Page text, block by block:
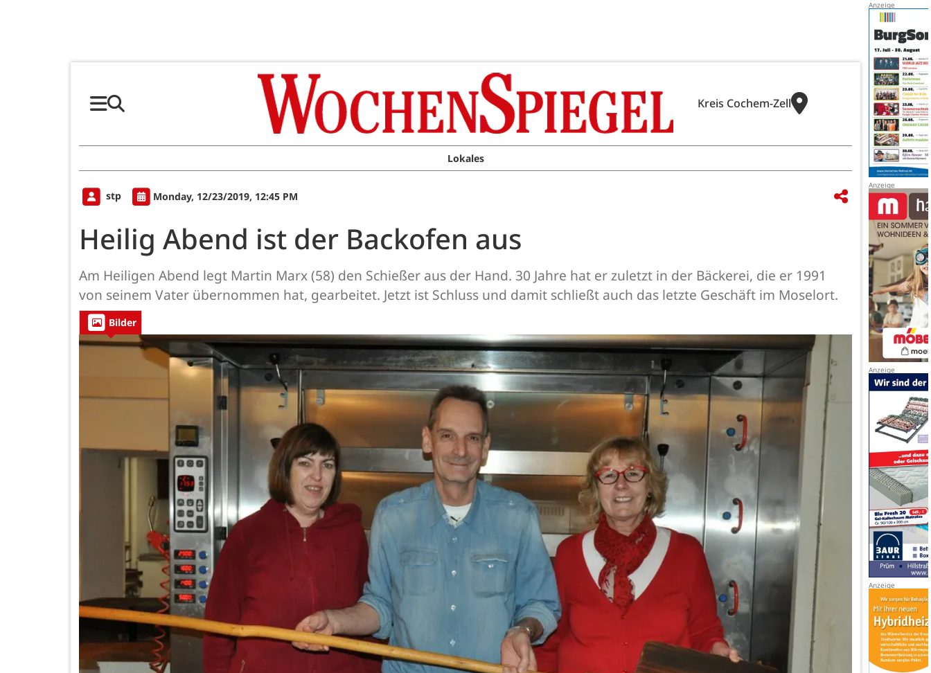
Kreis Cochem-Zell
Lokales
stp Monday, 12/23/2019, 12:45 PM
Heilig Abend ist der Backofen aus
Am Heiligen Abend legt Martin Marx (58) den Schießer aus der Hand. 30 Jahre hat er zuletzt in der Bäckerei, die er 1991
von seinem Vater übernommen hat, gearbeitet. Jetzt ist Schluss und damit schließt auch das letzte Geschäft im Moselort.
Bilder